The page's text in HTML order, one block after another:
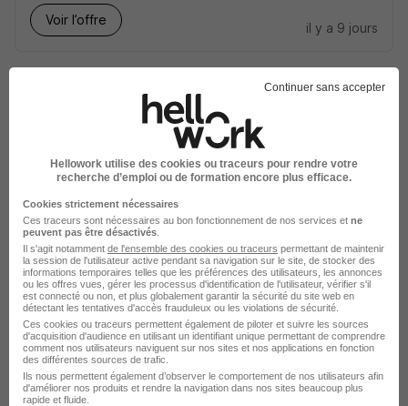
Voir l’offre
il y a 9 jours
Alternance - Audit Externe H/F
Studi CFA
Boulogne-Billancourt - 92
492,22 - 1 823,03 € / mois
Voir l’offre
il y a 16 jours
Continuer sans accepter
Hellowork utilise des cookies ou traceurs pour rendre votre
recherche d’emploi ou de formation encore plus efficace.
Cookies strictement nécessaires
Ces traceurs sont nécessaires au bon fonctionnement de nos services et ne
peuvent pas être désactivés
Il s'agit notamment de l'ensemble des cookies ou traceurs permettant de maintenir
la session de l'utilisateur active pendant sa navigation sur le site, de stocker des
informations temporaires telles que les préférences des utilisateurs, les annonces
ou les offres vues, gérer les processus d'identification de l'utilisateur, vérifier s'il
est connecté ou non, et plus globalement garantir la sécurité du site web en
détectant les tentatives d'accès frauduleux ou les violations de sécurité.
Ces cookies ou traceurs permettent également de piloter et suivre les sources
d'acquisition d'audience en utilisant un identifiant unique permettant de comprendre
comment nos utilisateurs naviguent sur nos sites et nos applications en fonction
des différentes sources de trafic.
Ils nous permettent également d’observer le comportement de nos utilisateurs afin
d'améliorer nos produits et rendre la navigation dans nos sites beaucoup plus
rapide et fluide.